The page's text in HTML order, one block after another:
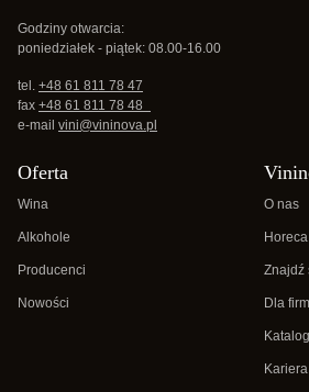
Godziny otwarcia:
poniedziałek - piątek: 08.00-16.00
tel. +48 61 811 78 47
fax +48 61 811 78 48
e-mail vini@vininova.pl
Oferta
Wina
Alkohole
Producenci
Nowości
O nas
Horeca
Znajdź
Dla firm
Kariera